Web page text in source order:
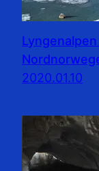
2020.01.10